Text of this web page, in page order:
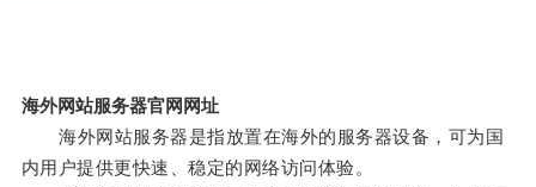
海外网站服务器官网网址
海外网站服务器是指放置在海外的服务器设备，可为国
内用户提供更快速、稳定的网络访问体验。